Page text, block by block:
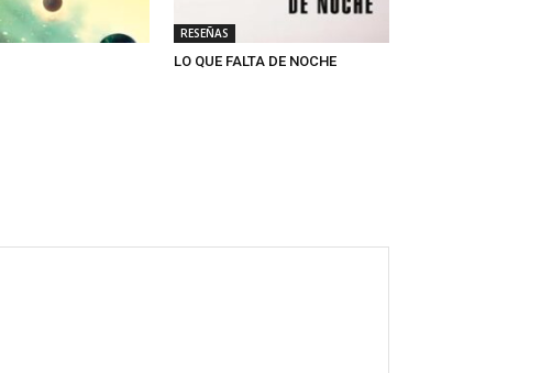
RESEÑAS
LO QUE FALTA DE NOCHE